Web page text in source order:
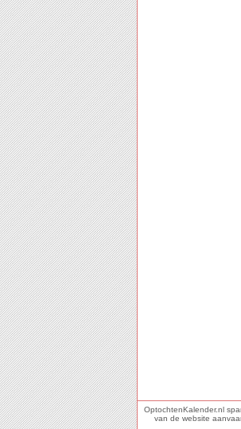
OptochtenKalender.nl
van de website